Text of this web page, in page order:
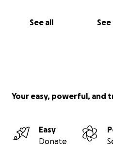
See all See
Your easy, powerful, and
Easy
Donate